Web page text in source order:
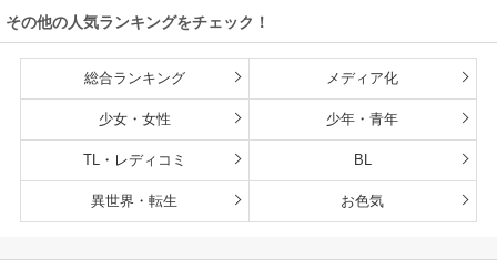
その他の人気ランキングをチェック！
総合ランキング メディア化
少女・女性 少年・青年
TL・レディコミ BL
異世界・転生 お色気